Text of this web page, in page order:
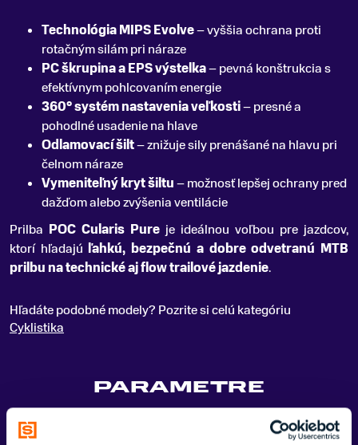
Technológia MIPS Evolve– vyššia ochrana proti
rotačným silám pri náraze
PC škrupina a EPS výstelka– pevná konštrukcia s
efektívnym pohlcovaním energie
360° systém nastavenia veľkosti– presné a
pohodlné usadenie na hlave
Odlamovací šilt– znižuje sily prenášané na hlavu pri
čelnom náraze
Vymeniteľný kryt šiltu– možnosť lepšej ochrany pred
dažďom alebo zvýšenia ventilácie
Prilba POC Cularis Pure je ideálnou voľbou pre jazdcov,
ktorí hľadajú ľahkú, bezpečnú a dobre odvetranú MTB
prilbu na technické aj flow trailové jazdenie.
Hľadáte podobné modely? Pozrite si celú kategóriu
Cyklistika
PARAMETRE
POHLAVIE